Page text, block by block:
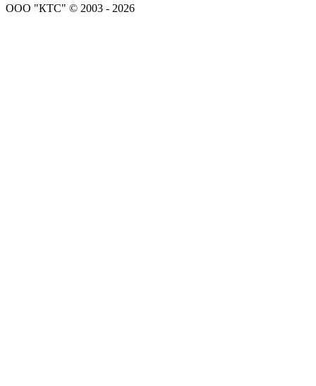
ООО "КТС" © 2003 - 2026